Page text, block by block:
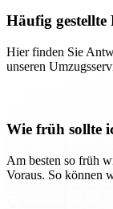
Häufig gestellte
Hier finden Sie
unseren
Wie früh sollte
Am besten so früh
Voraus. So können